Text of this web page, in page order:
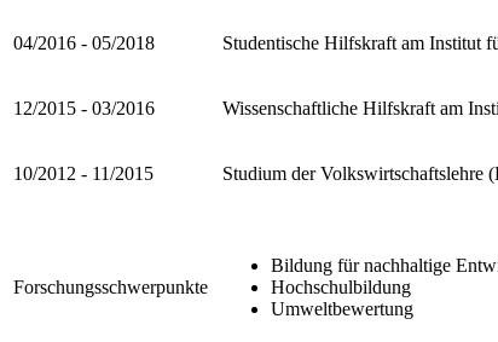
04/2016 - 05/2018 Studentische Hilfskraft am Institut
12/2015 - 03/2016 Wissenschaftliche Hilfskraft am
10/2012 - 11/2015 Studium der Volkswirtschaftslehre
Forschungsschwerpunkte
Bildung für nachhaltige
Hochschulbildung
Umweltbewertung